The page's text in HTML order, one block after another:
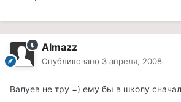
Almazz
Опубликовано 3 апреля, 2008
Валуев не тру =) ему бы в школу